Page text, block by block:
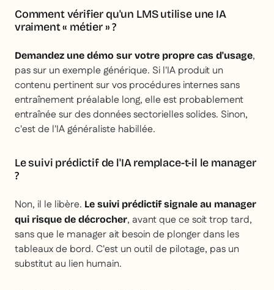
Comment vérifier qu'un LMS utilise une IA
vraiment « métier » ?
Demandez une démo sur votre propre cas d'usage,
pas sur un exemple générique. Si l'IA produit un
contenu pertinent sur vos procédures internes sans
entraînement préalable long, elle est probablement
entraînée sur des données sectorielles solides. Sinon,
c'est de l'IA généraliste habillée.
Le suivi prédictif de l'IA remplace-t-il le manager
?
Non, il le libère. Le suivi prédictif signale au manager
qui risque de décrocher, avant que ce soit trop tard,
sans que le manager ait besoin de plonger dans les
tableaux de bord. C'est un outil de pilotage, pas un
substitut au lien humain.